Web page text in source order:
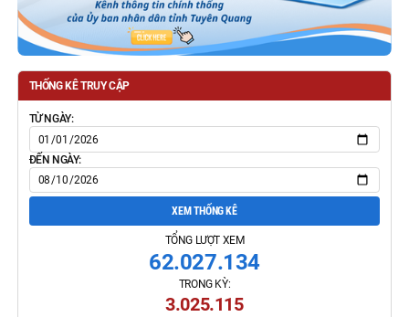
THỐNG KÊ TRUY CẬP
TỪ NGÀY:
ĐẾN NGÀY:
XEM THỐNG KÊ
TỔNG LƯỢT XEM
62.027.134
TRONG KỲ:
3.025.115